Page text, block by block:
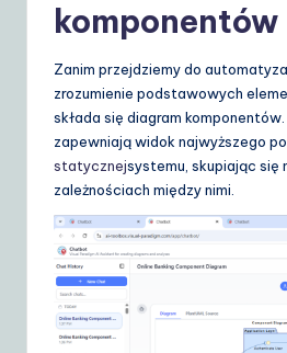
komponentów
Zanim przejdziemy do
zrozumienie podstawowych
składa się diagram
zapewniają widok najwyższego
statycznejsystemu, skupiając się
zależnościach między nimi.